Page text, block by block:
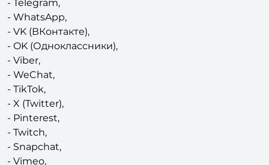
- Max,
- Telegram,
- WhatsApp,
- VK (ВКонтакте),
- OK (Одноклассники),
- Viber,
- WeChat,
- TikTok,
- X (Twitter),
- Pinterest,
- Twitch,